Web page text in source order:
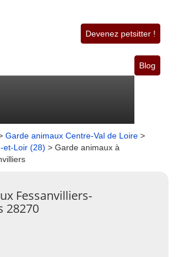
Devenez petsitter !
Blog
Garde animaux Centre-Val de Loire >
et-Loir (28) > Garde animaux à
Fessanvilliers-
28270